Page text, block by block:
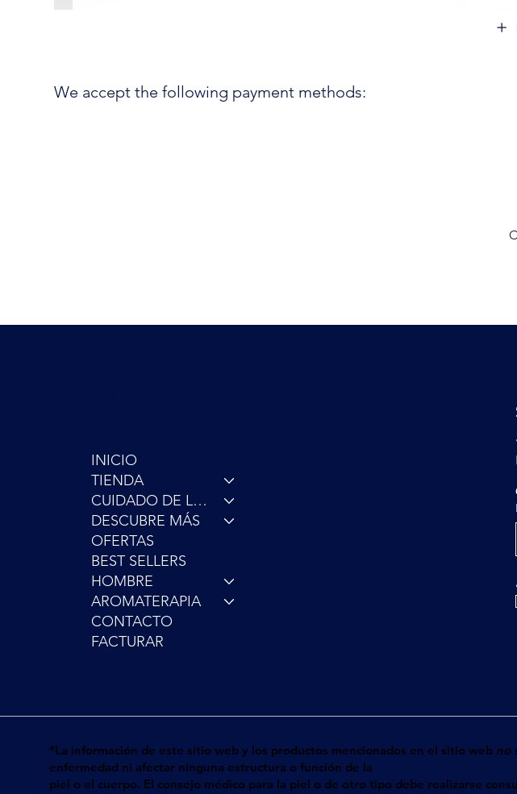
We accept the following payment methods:
INICIO
TIENDA
CUIDADO DE LA PIEL
DESCUBRE MÁS
OFERTAS
BEST SELLERS
HOMBRE
AROMATERAPIA
CONTACTO
FACTURAR
*La información de este sitio web y los productos mencionados en el sitio web no
enfermedad ni afectar ninguna estructura o función de la
piel o el cuerpo. El consejo médico para la piel o de otro tipo debe realizarse